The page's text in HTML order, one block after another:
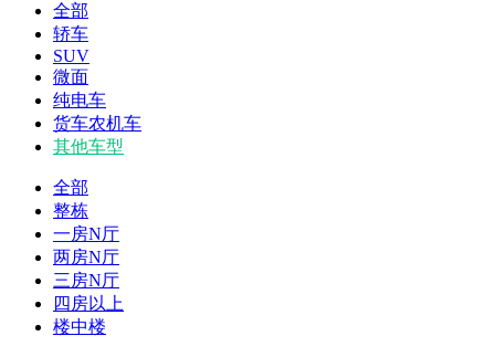
全部
轿车
SUV
微面
纯电车
货车农机车
其他车型
全部
整栋
一房N厅
两房N厅
三房N厅
四房以上
楼中楼